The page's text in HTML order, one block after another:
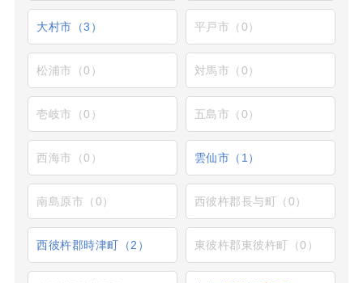
長崎県でクリニック 物件を比較する際は、午前・午後・
夕方の時間帯別トラフィック、雨天時の来院手段、災害
リスクと停電時の復旧性までを含めた多面的な評価が有
補地の診療圏調査・動線調査も個別にご案内します。計
画段階からお気軽にご相談ください。
大村市（3） 平戸市（0）
松浦市（0） 対馬市（0）
壱岐市（0） 五島市（0）
西海市（0） 雲仙市（1）
南島原市（0） 西彼杵郡長与町（0）
西彼杵郡時津町（2） 東彼杵郡東彼杵町（0）